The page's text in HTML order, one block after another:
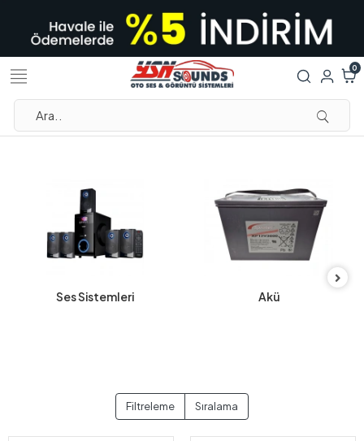
0
Ses Sistemleri Akü
Filtreleme Sıralama